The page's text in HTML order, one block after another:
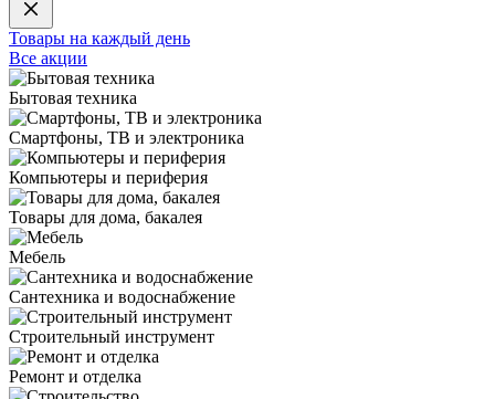
Товары на каждый день
Все акции
Бытовая техника
Смартфоны, ТВ и электроника
Компьютеры и периферия
Товары для дома, бакалея
Мебель
Сантехника и водоснабжение
Строительный инструмент
Ремонт и отделка